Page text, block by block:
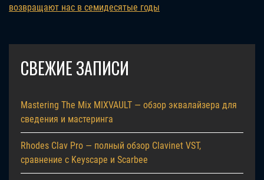
возвращают нас в семидесятые годы
СВЕЖИЕ ЗАПИСИ
Mastering The Mix MIXVAULT — обзор эквалайзера для
сведения и мастеринга
Rhodes Clav Pro — полный обзор Clavinet VST,
сравнение с Keyscape и Scarbee